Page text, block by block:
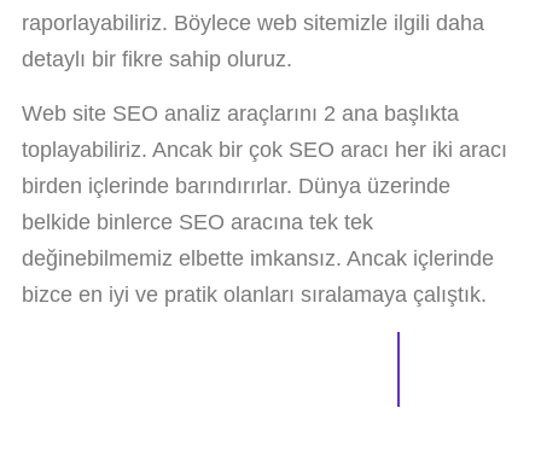
raporlayabiliriz. Böylece web sitemizle ilgili daha
detaylı bir fikre sahip oluruz.
Web site SEO analiz araçlarını 2 ana başlıkta
toplayabiliriz. Ancak bir çok SEO aracı her iki aracı
birden içlerinde barındırırlar. Dünya üzerinde
belkide binlerce SEO aracına tek tek
değinebilmemiz elbette imkansız. Ancak içlerinde
bizce en iyi ve pratik olanları sıralamaya çalıştık.